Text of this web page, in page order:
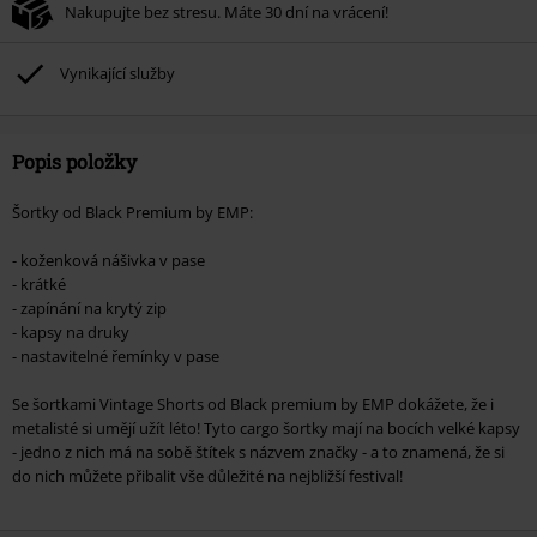
média, vstupenky, Rammstein, (Till) Lindemann, Böhse Onkelz, Broilers, Die
podpoříte nadaci.
Nakupujte bez stresu. Máte 30 dní na vrácení!
Vynikající služby
Popis položky
Šortky od Black Premium by EMP:
- koženková nášivka v pase
- krátké
- zapínání na krytý zip
- kapsy na druky
- nastavitelné řemínky v pase
Se šortkami Vintage Shorts od Black premium by EMP dokážete, že i
metalisté si umějí užít léto! Tyto cargo šortky mají na bocích velké kapsy
- jedno z nich má na sobě štítek s názvem značky - a to znamená, že si
do nich můžete přibalit vše důležité na nejbližší festival!